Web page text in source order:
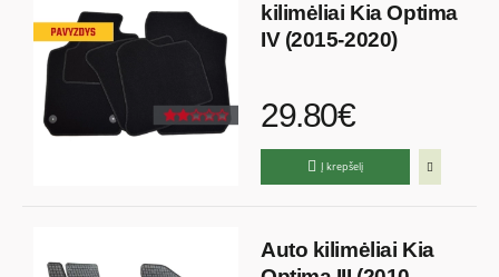
kilimėliai Kia Optima
IV (2015-2020)
29.80€
Į krepšelį
Auto kilimėliai Kia